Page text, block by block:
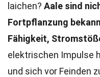
laichen? Aale sind
Fortpflanzung
Fähigkeit,
elektrischen Impulse
und sich vor Feinden